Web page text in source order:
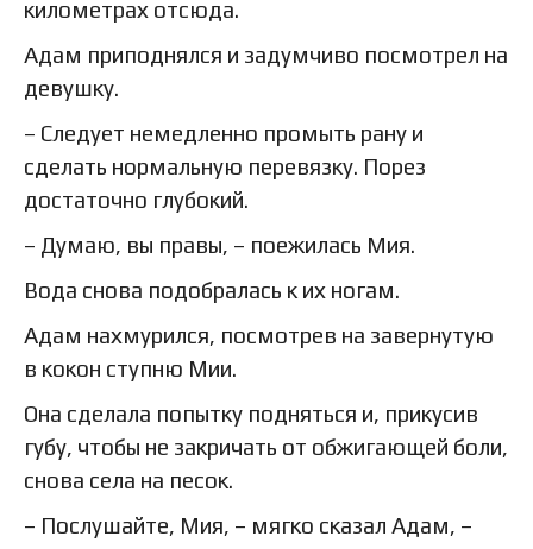
километрах отсюда.
Адам приподнялся и задумчиво посмотрел на
девушку.
– Следует немедленно промыть рану и
сделать нормальную перевязку. Порез
достаточно глубокий.
– Думаю, вы правы, – поежилась Мия.
Вода снова подобралась к их ногам.
Адам нахмурился, посмотрев на завернутую
в кокон ступню Мии.
Она сделала попытку подняться и, прикусив
губу, чтобы не закричать от обжигающей боли,
снова села на песок.
– Послушайте, Мия, – мягко сказал Адам, –